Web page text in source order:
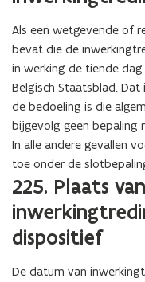
Als een wetgevende of
bevat die de
in werking de tiende
Belgisch Staatsblad. Dat
de bedoeling is die
bijgevolg geen bepaling
In alle andere gevallen
toe onder de
225. Plaats
dispositief
De datum van